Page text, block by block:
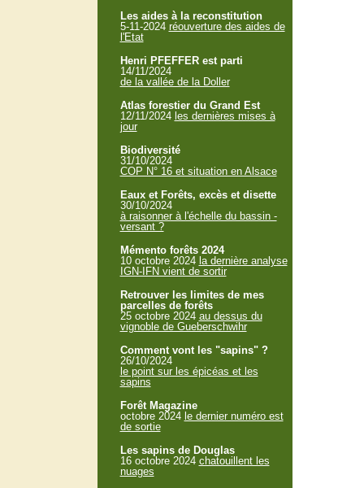
Les aides à la reconstitution
5-11-2024 réouverture des aides de
l'Etat
Henri PFEFFER est parti
14/11/2024
de la vallée de la Doller
Atlas forestier du Grand Est
12/11/2024 les dernières mises à
jour
Biodiversité
31/10/2024
COP N° 16 et situation en Alsace
Eaux et Forêts, excès et disette
30/10/2024
à raisonner à l'échelle du bassin -
versant ?
Mémento forêts 2024
10 octobre 2024 la dernière analyse
IGN-IFN vient de sortir
Retrouver les limites de mes
parcelles de forêts
25 octobre 2024 au dessus du
vignoble de Gueberschwihr
Comment vont les "sapins" ?
26/10/2024
le point sur les épicéas et les
sapins
Forêt Magazine
octobre 2024 le dernier numéro est
de sortie
Les sapins de Douglas
16 octobre 2024 chatouillent les
nuages